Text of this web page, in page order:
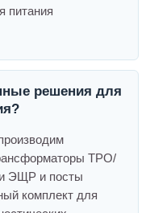
питания
решения для
ТРО/
ЭЩР и посты
комплект для